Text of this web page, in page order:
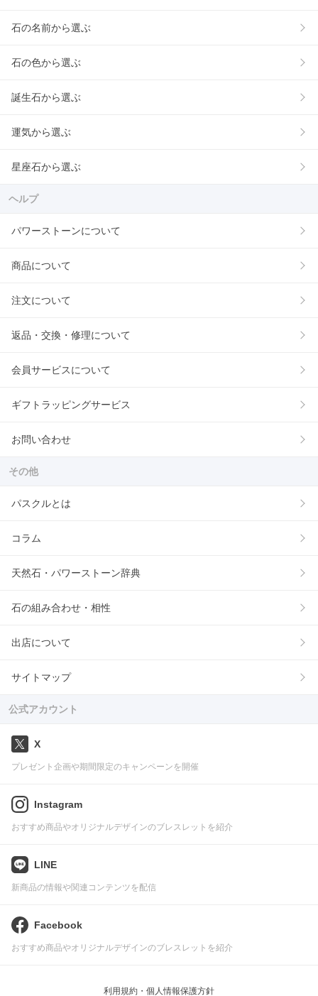
石の名前から選ぶ
石の色から選ぶ
誕生石から選ぶ
運気から選ぶ
星座石から選ぶ
ヘルプ
パワーストーンについて
商品について
注文について
返品・交換・修理について
会員サービスについて
ギフトラッピングサービス
お問い合わせ
その他
パスクルとは
コラム
天然石・パワーストーン辞典
石の組み合わせ・相性
出店について
サイトマップ
公式アカウント
X
プレゼント企画や期間限定のキャンペーンを開催
Instagram
おすすめ商品やオリジナルデザインのブレスレットを紹介
LINE
新商品の情報や関連コンテンツを配信
Facebook
おすすめ商品やオリジナルデザインのブレスレットを紹介
利用規約・個人情報保護方針